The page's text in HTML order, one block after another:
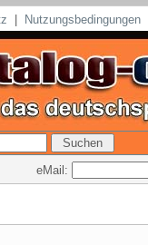
Nutzungsbedingungen
eMail: